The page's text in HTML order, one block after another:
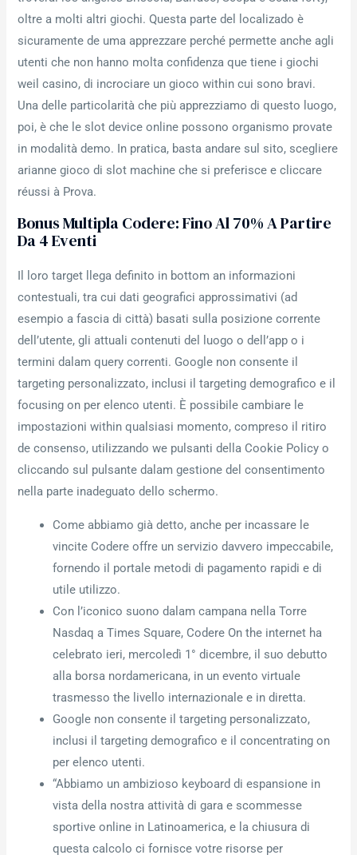
oltre a molti altri giochi. Questa parte del localizado è
sicuramente de uma apprezzare perché permette anche agli
utenti che non hanno molta confidenza que tiene i giochi
weil casino, di incrociare un gioco within cui sono bravi.
Una delle particolarità che più apprezziamo di questo luogo,
poi, è che le slot device online possono organismo provate
in modalità demo. In pratica, basta andare sul sito, scegliere
arianne gioco di slot machine che si preferisce e cliccare
réussi à Prova.
Bonus Multipla Codere: Fino Al 70% A Partire
Da 4 Eventi
Il loro target llega definito in bottom an informazioni
contestuali, tra cui dati geografici approssimativi (ad
esempio a fascia di città) basati sulla posizione corrente
dell’utente, gli attuali contenuti del luogo o dell’app o i
termini dalam query correnti. Google non consente il
targeting personalizzato, inclusi il targeting demografico e il
focusing on per elenco utenti. È possibile cambiare le
impostazioni within qualsiasi momento, compreso il ritiro
de consenso, utilizzando we pulsanti della Cookie Policy o
cliccando sul pulsante dalam gestione del consentimento
nella parte inadeguato dello schermo.
Come abbiamo già detto, anche per incassare le
vincite Codere offre un servizio davvero impeccabile,
fornendo il portale metodi di pagamento rapidi e di
utile utilizzo.
Con l’iconico suono dalam campana nella Torre
Nasdaq a Times Square, Codere On the internet ha
celebrato ieri, mercoledì 1° dicembre, il suo debutto
alla borsa nordamericana, in un evento virtuale
trasmesso the livello internazionale e in diretta.
Google non consente il targeting personalizzato,
inclusi il targeting demografico e il concentrating on
per elenco utenti.
“Abbiamo un ambizioso keyboard di espansione in
vista della nostra attività di gara e scommesse
sportive online in Latinoamerica, e la chiusura di
questa calcolo ci fornisce votre risorse per